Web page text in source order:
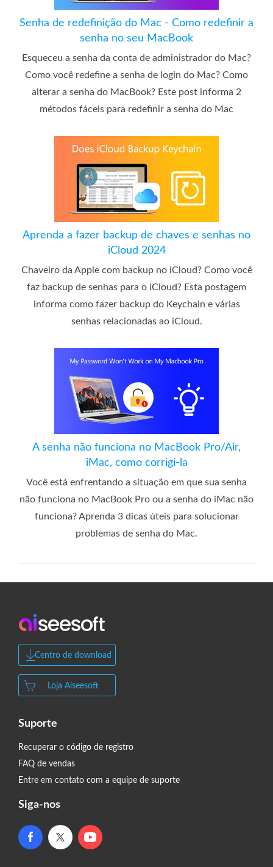
Senha de redefinição do Mac - Como redefinir a
senha no seu MacBook
Esqueceu a senha da conta de administrador do Mac?
Como você redefine a senha de login do Mac? Como
alterar a senha do MacBook? Este post informa 2
métodos fáceis para redefinir a senha do Mac
Aprenda a fazer backup de chaves e senhas no
iCloud 2024
Chaveiro da Apple com backup no iCloud? Como você
faz backup de senhas para o iCloud? Esta postagem
informa como fazer backup do Keychain e várias
senhas relacionadas ao iCloud.
A senha não funciona no MacBook Pro/Air,
iMac, como corrigi-la
Você está enfrentando a situação em que sua senha
não funciona no MacBook Pro ou a senha do iMac não
funciona? Aprenda 3 dicas úteis para solucionar
problemas de senha do Mac.
Centro de download
Loja Aiseesoft
Suporte
Recuperar o código de registro
FAQ de vendas
Entre em contato com a equipe de suporte
Siga-nos